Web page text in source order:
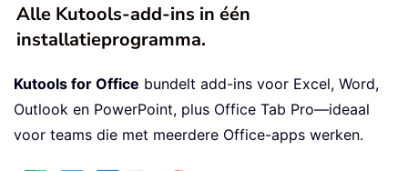
Alle Kutools-add-ins in één
installatieprogramma.
Kutools for Office bundelt add-ins voor Excel, Word,
Outlook en PowerPoint, plus Office Tab Pro—ideaal
voor teams die met meerdere Office-apps werken.